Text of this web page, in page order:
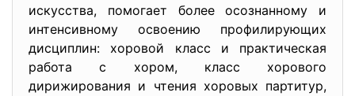
искусства, помогает более осознанному и
интенсивному освоению профилирующих
дисциплин: хоровой класс и практическая
работа с хором, класс хорового
дирижирования и чтения хоровых партитур,